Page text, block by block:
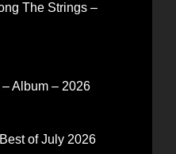
The Strings –
Album – 2026
of July 2026